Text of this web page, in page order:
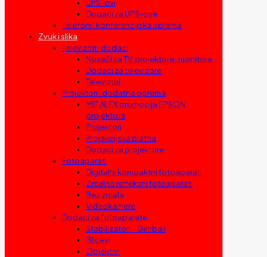
UPS-ovi
Dodaci za UPS-ove
Telefoni i konferencijska oprema
Zvuk i slika
Televizori i dodaci
Nosači za TV, projektore i monitore
Dodaci za televizore
Televizori
Projektori i dodatna oprema
MIT ALEX promocija EPSON
projektora
Projektori
Projekcijska platna
Dodaci za projektore
Fotoaparati
Digitalni kompaktni fotoaparati
Zrcalno refleksni fotoaparati
Bez zrcala
Videokamere
Dodaci za fotoaparate
Stabilizatori – Gimbali
Blicevi
Objektivi